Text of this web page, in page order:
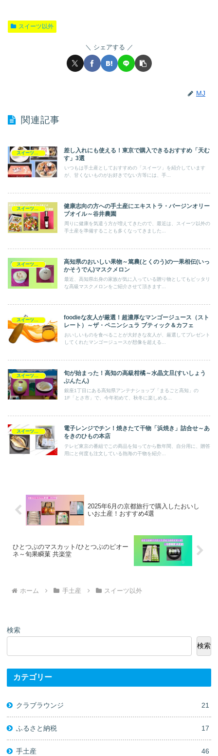
スイーツ以外
シェアする
MJ
関連記事
スイーツ以外
差し入れにも使える！東京で購入できるおすすめ「天む
す」3選
いつもは手土産としておすすめの「スイーツ」を紹介しています
が、甘くないものがお好きでない方等には、手...
健康志向の方への手土産にエキストラ・バージンオリー
ブオイル～谷井農園
周りに健康を気遣う方が増えてきたので、最近は、スイーツ以外の
手土産を準備することも多くなってきました...
高知県のおいしい果物～篤農(とくのう)の一果相伝(いっ
かそうでん)マスクメロン
最近、高知県出身の家族が気に入っている贈り物としてもピッタリ
な高級マスクメロンをご紹介させて頂きます...
foodieな友人が厳選！超濃厚なマンゴージュース（スト
レート）～ザ・ペニンシュラ ブティック＆カフェ
おいしいものを食べることが大好きな友人が、厳選してプレゼント
してくれたマンゴージュースが想像を超える...
旬が始まった！高知の高級柑橘～水晶文旦(すいしょう
ぶんたん)
銀座1丁目にある高知県アンテナショップ「まるごと高知」の
1F「とさ市」で、今年初めて、秋冬に楽しめる...
電子レンジでチン！焼きたて干物「浜焼き」詰合せ～あ
をきのひもの本店
テレビ東京の番組でこの商品を知ってから数年間、自分用に、贈答
用にと何度も注文している熱海の干物を紹介...
2025年6月の京都旅行で購入したおいし
いお土産！おすすめ4選
ひとつぶのマスカット/ひとつぶのピオー
ネ～旬果瞬菓 共楽堂
ホーム 手土産 スイーツ以外
検索
検索
カテゴリー
クラブラウンジ 21
ふるさと納税 17
手土産 46